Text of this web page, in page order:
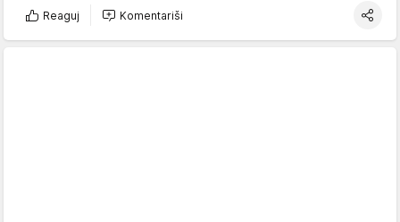
Reaguj Komentariši